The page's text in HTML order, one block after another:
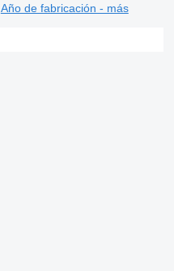
Año de fabricación - más